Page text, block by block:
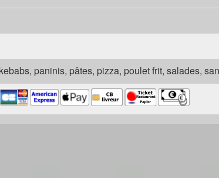
paninis, pâtes, pizza, poulet frit, salades,